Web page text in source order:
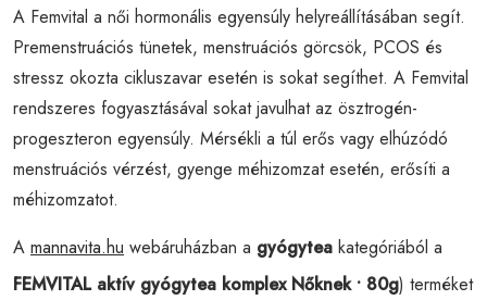
A Femvital a női hormonális egyensúly helyreállításában segít.
Premenstruációs tünetek, menstruációs görcsök, PCOS és
stressz okozta cikluszavar esetén is sokat segíthet. A Femvital
rendszeres fogyasztásával sokat javulhat az ösztrogén-
progeszteron egyensúly. Mérsékli a túl erős vagy elhúzódó
menstruációs vérzést, gyenge méhizomzat esetén, erősíti a
méhizomzatot.
A mannavita.hu webáruházban a gyógytea kategóriából a
FEMVITAL aktív gyógytea komplex Nőknek • 80g) terméket